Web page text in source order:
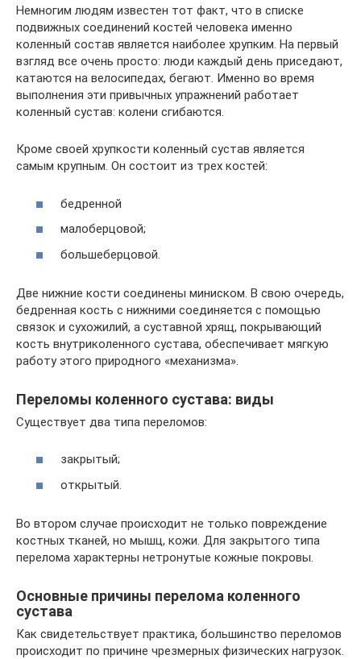
Немногим людям известен тот факт, что в списке
подвижных соединений костей человека именно
коленный состав является наиболее хрупким. На первый
взгляд все очень просто: люди каждый день приседают,
катаются на велосипедах, бегают. Именно во время
выполнения эти привычных упражнений работает
коленный сустав: колени сгибаются.
Кроме своей хрупкости коленный сустав является
самым крупным. Он состоит из трех костей:
бедренной
малоберцовой;
большеберцовой.
Две нижние кости соединены миниском. В свою очередь,
бедренная кость с нижними соединяется с помощью
связок и сухожилий, а суставной хрящ, покрывающий
кость внутриколенного сустава, обеспечивает мягкую
работу этого природного «механизма».
Переломы коленного сустава: виды
Существует два типа переломов:
закрытый;
открытый.
Во втором случае происходит не только повреждение
костных тканей, но мышц, кожи. Для закрытого типа
перелома характерны нетронутые кожные покровы.
Основные причины перелома коленного
сустава
Как свидетельствует практика, большинство переломов
происходит по причине чрезмерных физических нагрузок.